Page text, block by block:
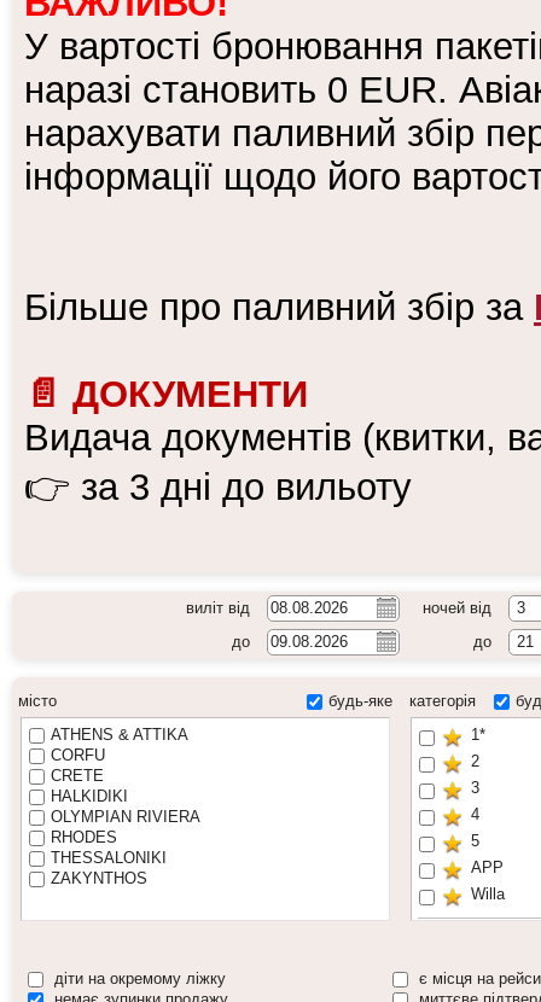
У вартості бронювання
наразі становить 0 EUR.
нарахувати паливний збір
інформації щодо його
Більше про паливний збір за
📄 ДОКУМЕНТИ
Видача документів (квитки,
👉 за 3 дні до вильоту
виліт від ночей від
3
до
до 21
місто
будь-яке
ATHENS & ATTIKA
CORFU
CRETE
HALKIDIKI
OLYMPIAN RIVIERA
RHODES
THESSALONIKI
ZAKYNTHOS
категорія
1*
2
3
4
5
APP
Willa
Сімейний
діти на окремому ліжку
є місця на рейси